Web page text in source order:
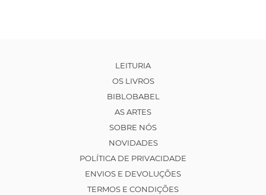
LEITURIA
OS LIVROS
BIBLOBABEL
AS ARTES
SOBRE NÓS
NOVIDADES
POLÍTICA DE PRIVACIDADE
ENVIOS E DEVOLUÇÕES
TERMOS E CONDIÇÕES